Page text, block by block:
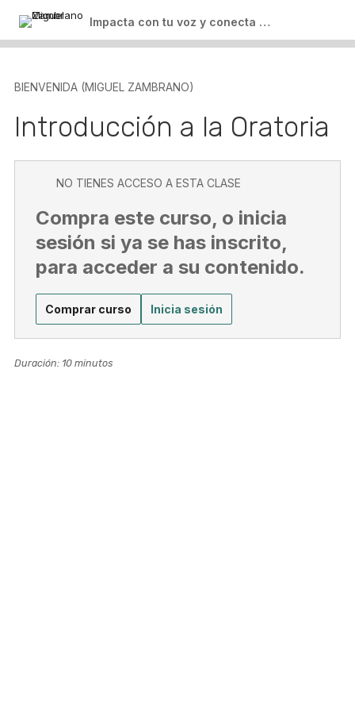
Impacta con tu voz y conecta con tu audiencia
BIENVENIDA (MIGUEL ZAMBRANO)
Introducción a la Oratoria
NO TIENES ACCESO A ESTA CLASE
Compra este curso, o inicia
sesión si ya se has inscrito,
para acceder a su contenido.
Comprar curso Inicia sesión
Duración: 10 minutos